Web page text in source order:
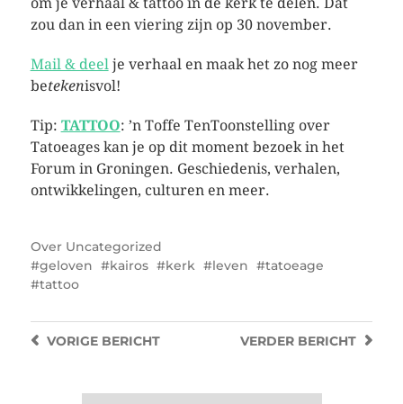
zou dan in een viering zijn op 30 november.
Mail & deelje verhaal en maak het zo nog meer
betekenisvol!
Tip: TATTOO: ’n Toffe TenToonstelling over
Tatoeages kan je op dit moment bezoek in het
Forum in Groningen. Geschiedenis, verhalen,
ontwikkelingen, culturen en meer.
Over Uncategorized
geloven
kairos kerk leven
tatoeage
tattoo
VERDER BERICHT
VORIGEBERICHT